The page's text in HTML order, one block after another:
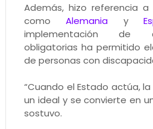
Además, hizo referencia
comoAlemania y
implementación de
obligatorias ha permitido
de personas con
“Cuando el Estado actúa,
un ideal y se convierte en
sostuvo.